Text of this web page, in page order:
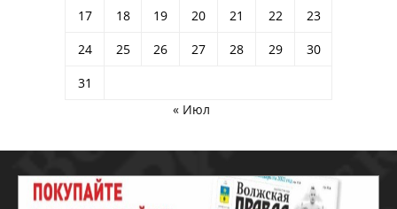
17
18 19 20 21 22
23
24
25 26 27 28 29
30
31
« Июл